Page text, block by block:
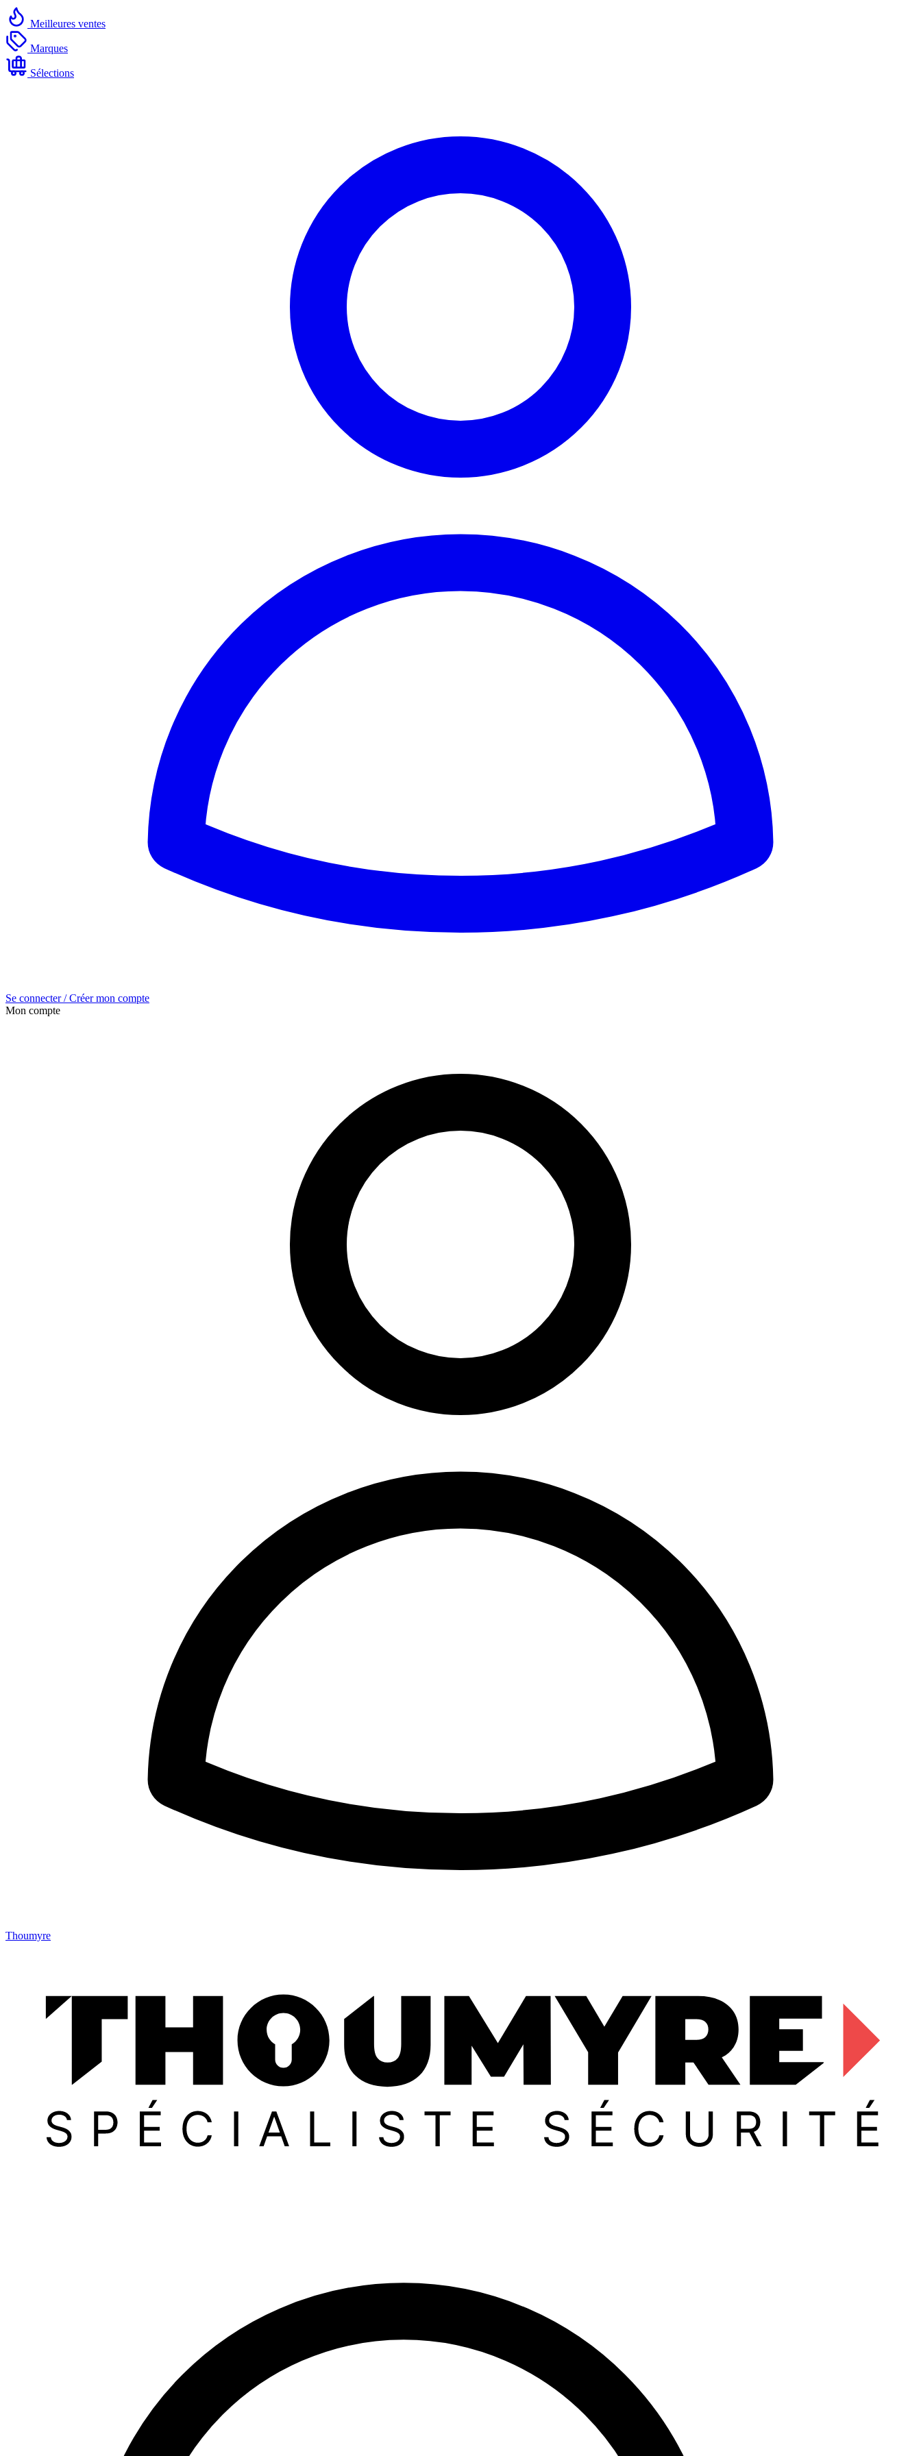
Meilleures ventes
Marques
Sélections
Se connecter / Créer mon compte
Mon compte
Thoumyre